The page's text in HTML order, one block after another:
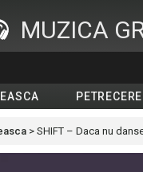
MUZICA
PETRECERE
> SHIFT – Daca nu